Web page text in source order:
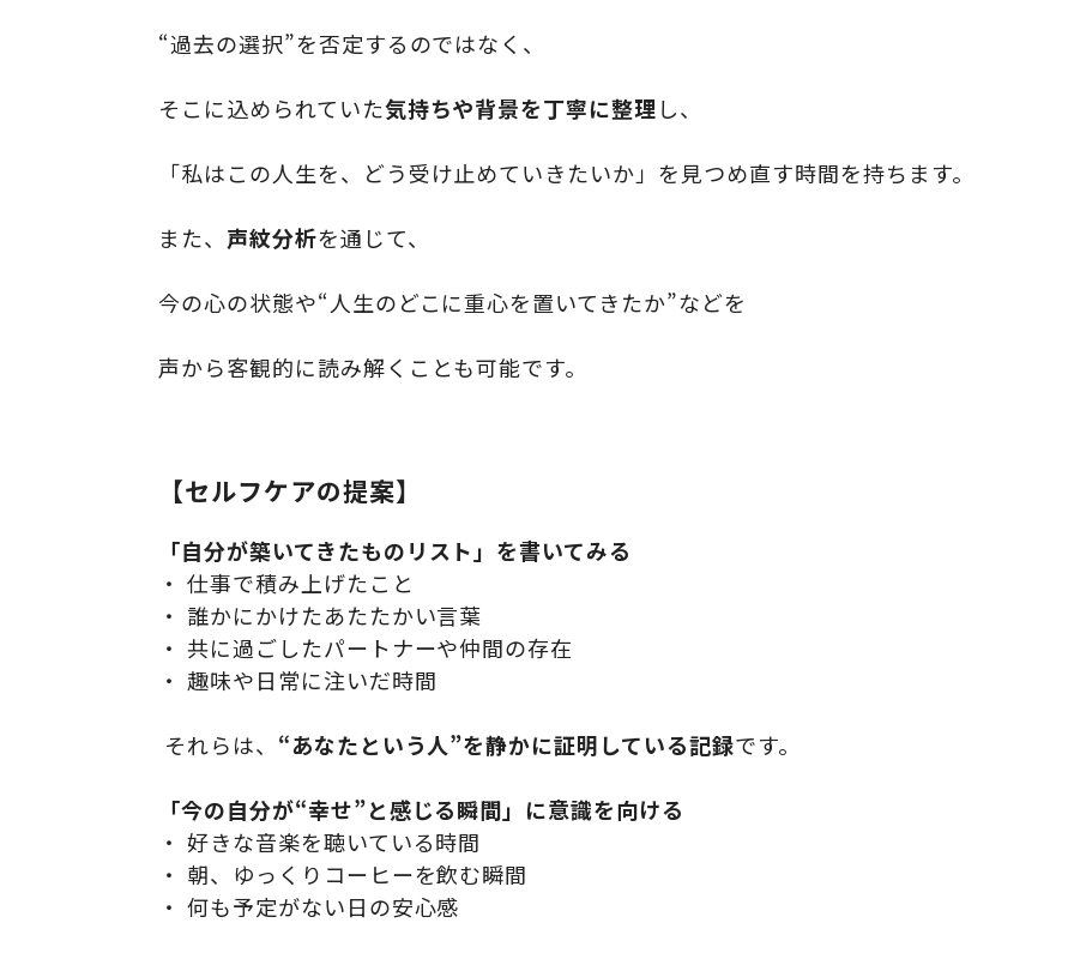
“過去の選択”を否定するのではなく、
そこに込められていた気持ちや背景を丁寧に整理し、
「私はこの人生を、どう受け止めていきたいか」を見つめ直す時間を持ちます。
また、 声紋分析を通じて、
今の心の状態や“人生のどこに重心を置いてきたか”などを
声から客観的に読み解くことも可能です。
【セルフケアの提案】
「自分が築いてきたものリスト」を書いてみる
・ 仕事で積み上げたこと
・ 誰かにかけたあたたかい言葉
・ 共に過ごしたパートナーや仲間の存在
・ 趣味や日常に注いだ時間
それらは、 “あなたという人”を静かに証明している記録です。
「今の自分が“幸せ”と感じる瞬間」に意識を向ける
・ 好きな音楽を聴いている時間
・ 朝、ゆっくりコーヒーを飲む瞬間
・ 何も予定がない日の安心感